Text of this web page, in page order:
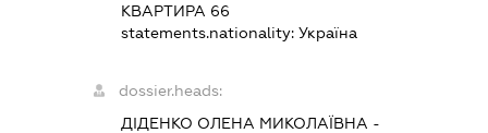
КВАРТИРА 66
statements.nationality: Україна
dossier.heads:
ДІДЕНКО ОЛЕНА МИКОЛАЇВНА -